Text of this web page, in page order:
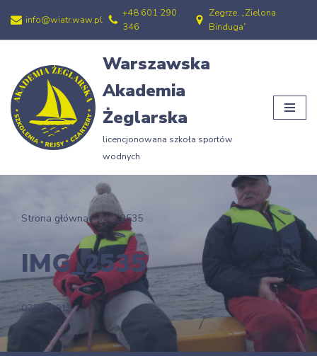
Przejdź
treści
info@wiatr.waw.pl
+48 601 290
346
Zegrze, „Zielona
Binduga”
Warszawska
Akademia
Żeglarska
licencjonowana szkoła sportów
wodnych
Strona główna»IMG_2535
IMG_2535
02/01/2013